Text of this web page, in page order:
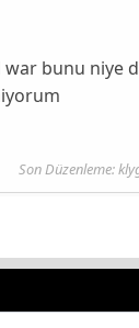
bunu niye
Son Düzenleme: